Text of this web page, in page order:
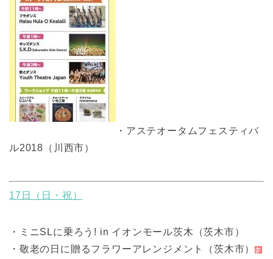
・アステオータムフェスティバ
ル2018（川西市）
17日（日・祝）
・ミニSLに乗ろう! in イオンモール茨木（茨木市）
・敬老の日に贈るフラワーアレンジメント（茨木市）参